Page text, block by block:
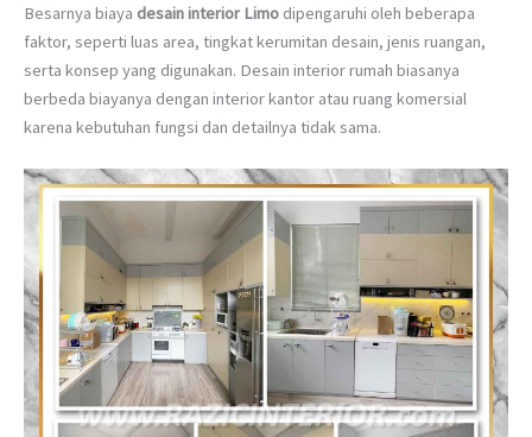
Besarnya biaya desain interior Limo dipengaruhi oleh beberapa
faktor, seperti luas area, tingkat kerumitan desain, jenis ruangan,
serta konsep yang digunakan. Desain interior rumah biasanya
berbeda biayanya dengan interior kantor atau ruang komersial
karena kebutuhan fungsi dan detailnya tidak sama.